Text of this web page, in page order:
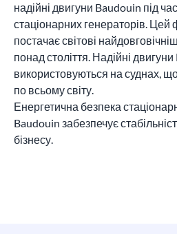
надійні двигуни Baudouin під
стаціонарних генераторів.
постачає світові
понад століття. Надійні
використовуються на суднах,
по всьому світу.
Енергетична безпека
Baudouin забезпечує
бізнесу.